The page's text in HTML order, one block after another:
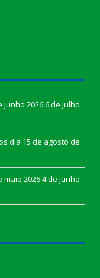
junho 20266 de julho
dia 15 de agosto de
maio 20264 de junho